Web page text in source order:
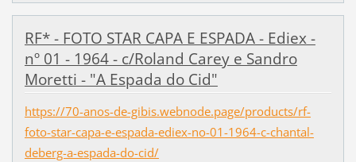
RF* - FOTO STAR CAPA E ESPADA - Ediex -
nº 01 - 1964 - c/Roland Carey e Sandro
Moretti - "A Espada do Cid"
https://70-anos-de-gibis.webnode.page/products/rf-
foto-star-capa-e-espada-ediex-no-01-1964-c-chantal-
deberg-a-espada-do-cid/